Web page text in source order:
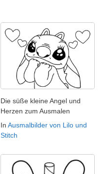
Die süße kleine Angel und
Herzen zum Ausmalen
In Ausmalbilder von Lilo und
Stitch